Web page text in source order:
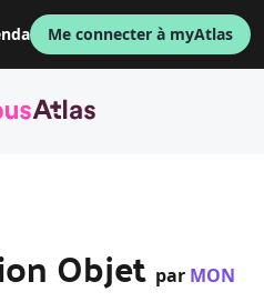
Me connecter à myAtlas
Objet par MON